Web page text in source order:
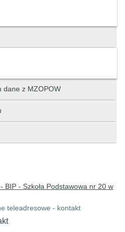
dane z MZOPOW
BIP - Szkoła Podstawowa nr 20 w
teleadresowe - kontakt